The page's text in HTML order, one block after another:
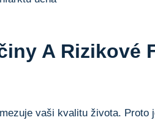
⁤a Rizikové
vaši kvalitu života. Proto